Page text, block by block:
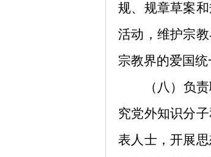
规、规章草案
活动，维护宗
宗教界的爱国统
（八）负
究党外知识分
表人士，开展